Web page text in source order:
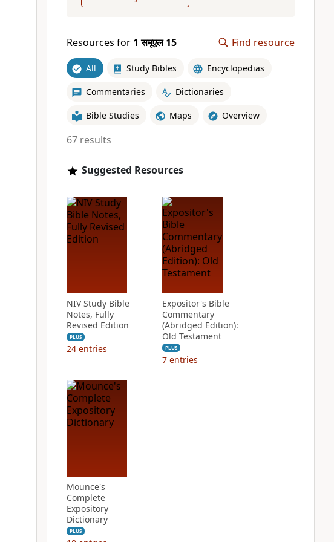
Resources for 1 समूएल 15 Find resource
All Study Bibles Encyclopedias
Commentaries Dictionaries
Bible Studies Maps Overview
67 results
Suggested Resources
NIV Study Bible
Notes, Fully
Revised Edition
PLUS
24 entries
Expositor's Bible
Commentary
(Abridged Edition):
Old Testament
PLUS
7 entries
Mounce's
Complete
Expository
Dictionary
PLUS